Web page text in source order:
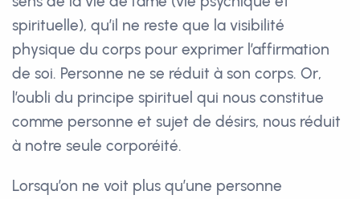
spirituelle), qu’il ne reste que la visibilité
physique du corps pour exprimer l’affirmation
de soi. Personne ne se réduit à son corps. Or,
l’oubli du principe spirituel qui nous constitue
comme personne et sujet de désirs, nous réduit
à notre seule corporéité.
Lorsqu’on ne voit plus qu’une personne